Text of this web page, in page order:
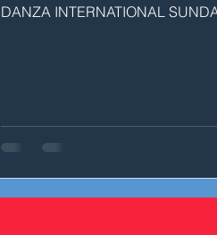
DANZA INTERNATIONAL